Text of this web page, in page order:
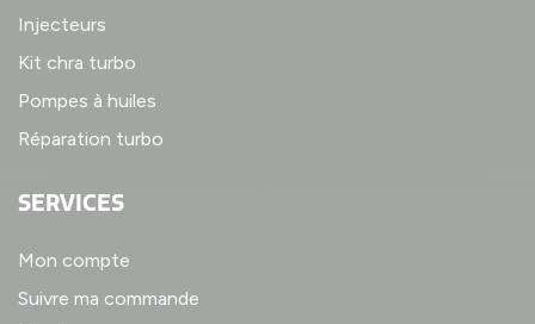
Injecteurs
Kit chra turbo
Pompes à huiles
Réparation turbo
SERVICES
Mon compte
Suivre ma commande